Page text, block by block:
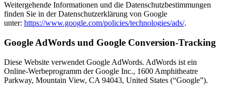
Weitergehende Informationen und die Datenschutzbestimmungen
finden Sie in der Datenschutzerklärung von Google
unter: https://www.google.com/policies/technologies/ads/.
Google AdWords und Google Conversion-Tracking
Diese Website verwendet Google AdWords. AdWords ist ein
Online-Werbeprogramm der Google Inc., 1600 Amphitheatre
Parkway, Mountain View, CA 94043, United States (“Google”).